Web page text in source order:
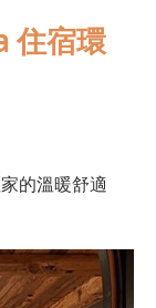
住宿環
的溫暖舒適